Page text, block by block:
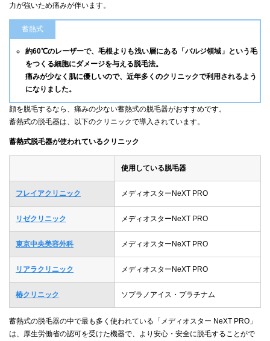
力が強いため痛みが伴います。
蓄熱式
約60℃のレーザーで、毛根よりも浅い層にある「バルジ領域」という毛
をつくる細胞にダメージを与える脱毛法。
痛みが少なく肌に優しいので、近年多くのクリニックで利用されるよう
になりました。
顔を脱毛するなら、痛みの少ない蓄熱式の脱毛器がおすすめです。
蓄熱式の脱毛器は、以下のクリニックで導入されています。
蓄熱式脱毛器が使われているクリニック
使用している脱毛器
フレイアクリニック メディオスターNeXT PRO
リゼクリニック メディオスターNeXT PRO
東京中央美容外科 メディオスターNeXT PRO
リアラクリニック メディオスターNeXT PRO
椿クリニック ソプラノアイス・プラチナム
蓄熱式の脱毛器の中で最も多く使われている「メディオスター NeXT PRO」
は、厚生労働省の認可を受けた機器で、より安心・安全に脱毛することがで